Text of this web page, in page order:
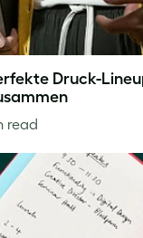
Druck-
read